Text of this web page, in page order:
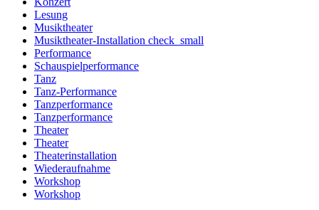
Lesung
Musiktheater
Musiktheater-Installation check_small
Performance
Schauspielperformance
Tanz
Tanz-Performance
Tanzperformance
Tanzperformance
Theater
Theater
Theaterinstallation
Wiederaufnahme
Workshop
Workshop